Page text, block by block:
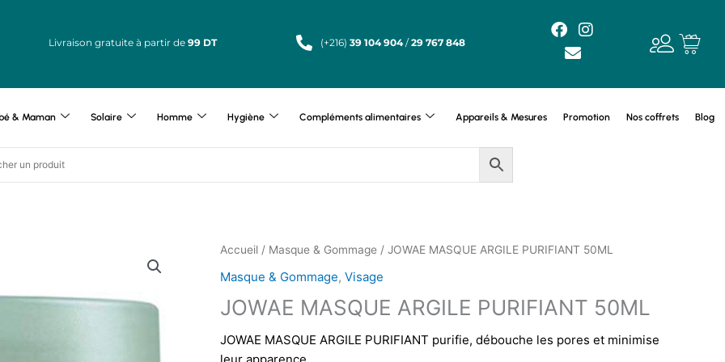
Livraison gratuite à partir de99 DT (+216) 39 104 904/29 767 848
F
a
c
b
o
o
I
a
r
E
n
v
l
p
& Maman Solaire Homme Hygiène Compléments alimentaires Appareils & Mesures Promotion Nos coffrets Blog
Accueil / Masque & Gommage / JOWAE MASQUE ARGILE PURIFIANT 50ML
Masque & Gommage, Visage
JOWAE MASQUE ARGILE PURIFIANT 50ML
JOWAE MASQUE ARGILE PURIFIANT purifie, débouche les pores et minimise